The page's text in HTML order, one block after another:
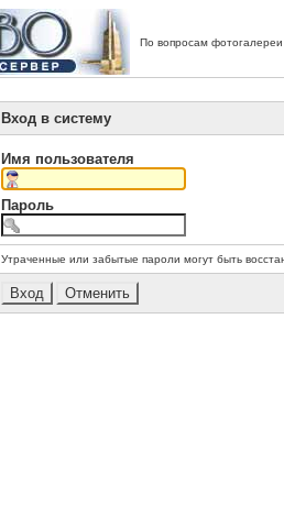
По вопросам
Вход в систему
Имя пользователя
Пароль
Утраченные или забытые пароли могут быть